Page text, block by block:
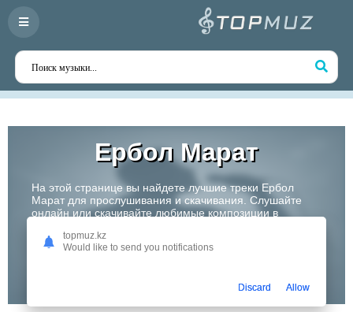
Ербол Марат
На этой странице вы найдете лучшие треки Ербол
Марат для прослушивания и скачивания. Слушайте
онлайн или скачивайте любимые композиции в
одного из самых перспективных артистов Казахстана!
topmuz.kz
Would like to send you notifications
Discard Allow